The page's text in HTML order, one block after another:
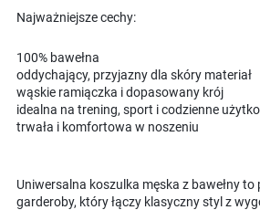
Najważniejsze cechy:
100% bawełna
oddychający, przyjazny dla skóry materiał
wąskie ramiączka i dopasowany krój
idealna na trening, sport i codzienne
trwała i komfortowa w noszeniu
Uniwersalna koszulka męska z bawełny
garderoby, który łączy klasyczny styl z